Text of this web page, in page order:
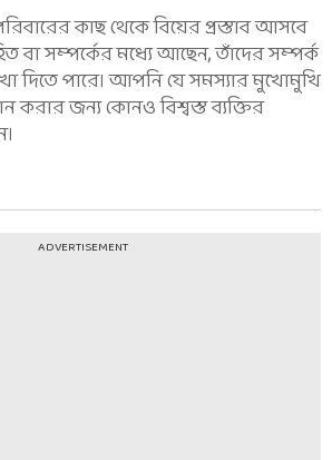
কাছ থেকে বিয়ের প্রস্তাব আসবে
বা সম্পর্কের মধ্যে আছেন, তাঁদের সম্পর্ক
দিতে পারে। আপনি যে সমস্যার মুখোমুখি
করার জন্য কোনও বিশ্বস্ত ব্যক্তির
ADVERTISEMENT